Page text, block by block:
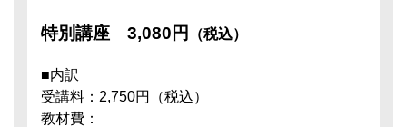
特別講座 3,080円 （税込）
■内訳
受講料：2,750円（税込）
教材費：